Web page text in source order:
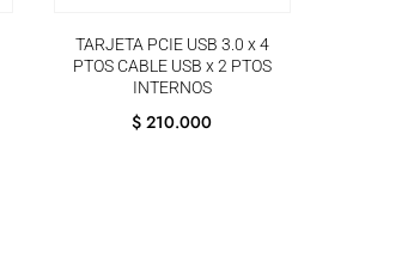
TARJETA PCIE USB 3.0 x 4
PTOS CABLE USB x 2 PTOS
INTERNOS
$ 210.000